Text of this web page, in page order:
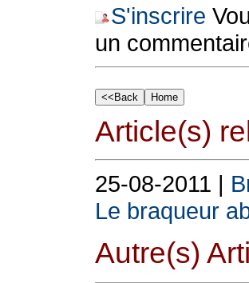
S'inscrire
un
Article(s)
25-08-2011 |
Le braqueur
Autre(s)